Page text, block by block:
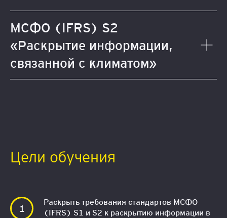
МСФО (IFRS) S2
«Раскрытие информации,
связанной с климатом»
Цели обучения
Раскрыть требования стандартов МСФО
(IFRS) S1 и S2 к раскрытию информации в